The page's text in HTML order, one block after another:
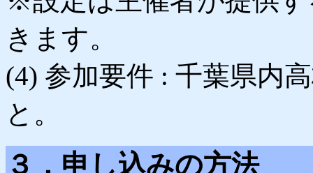
きます。
(4) 参加要件 : 千葉県内
と。
３．申し込みの方法